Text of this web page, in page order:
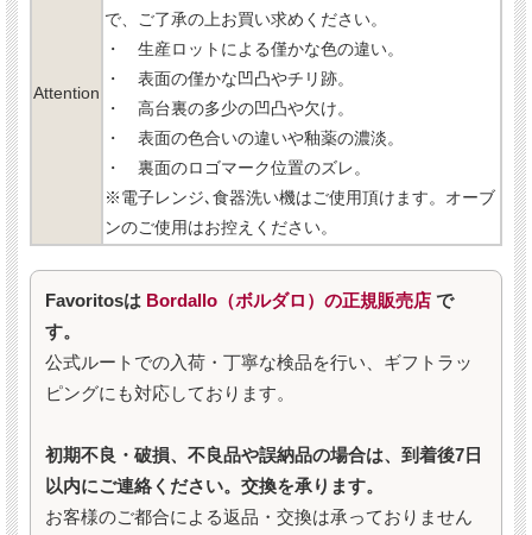
Attention
で、ご了承の上お買い求めください。
・ 生産ロットによる僅かな色の違い。
・ 表面の僅かな凹凸やチリ跡。
・ 高台裏の多少の凹凸や欠け。
・ 表面の色合いの違いや釉薬の濃淡。
・ 裏面のロゴマーク位置のズレ。
※電子レンジ､食器洗い機はご使用頂けます。オーブ
ンのご使用はお控えください。
Favoritosは Bordallo（ボルダロ）の正規販売店 で
す。
公式ルートでの入荷・丁寧な検品を行い、ギフトラッ
ピングにも対応しております。
初期不良・破損、不良品や誤納品の場合は、到着後7日
以内にご連絡ください。交換を承ります。
お客様のご都合による返品・交換は承っておりません